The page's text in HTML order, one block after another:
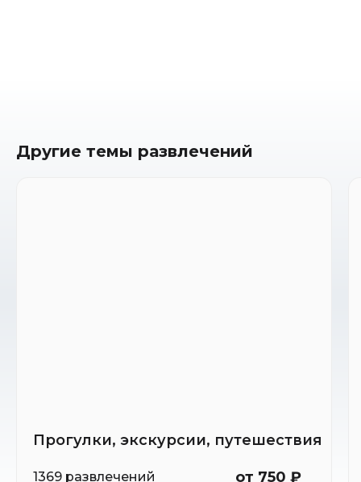
Другие темы развлечений
Прогулки, экскурсии, путешествия
1369 развлечений от 750 ₽